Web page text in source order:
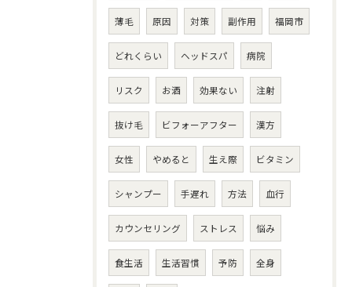
薄毛 原因 対策 副作用 福岡市
どれくらい ヘッドスパ 病院
リスク お酒 効果ない 注射
抜け毛 ビフォーアフター 漢方
女性 やめると 生え際 ビタミン
シャンプー 手遅れ 方法 血行
カウンセリング ストレス 悩み
食生活 生活習慣 予防 全身